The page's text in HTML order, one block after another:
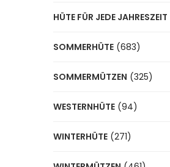
HÜTE FÜR JEDE JAHRESZEIT
SOMMERHÜTE (683)
SOMMERMÜTZEN (325)
WESTERNHÜTE (94)
WINTERHÜTE (271)